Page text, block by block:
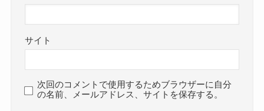
サイト
次回のコメントで使用するためブラウザーに自分
の名前、メールアドレス、サイトを保存する。